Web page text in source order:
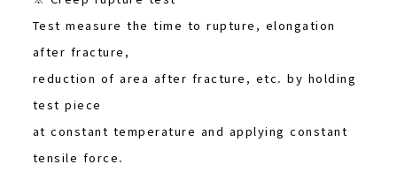
Test measure the time to rupture, elongation
after fracture,
reduction of area after fracture, etc. by holding
test piece
at constant temperature and applying constant
tensile force.